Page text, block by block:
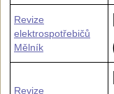
Revize
elektrospotřebičů
Mělník
Revize